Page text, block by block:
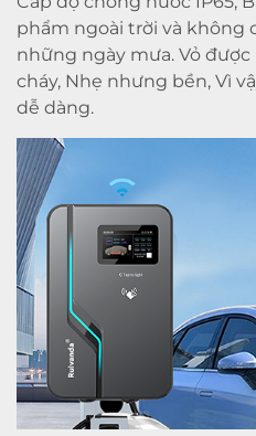
phẩm ngoài trời và không
những ngày mưa. Vỏ
cháy, Nhẹ nhưng bền, Vì
dễ dàng.